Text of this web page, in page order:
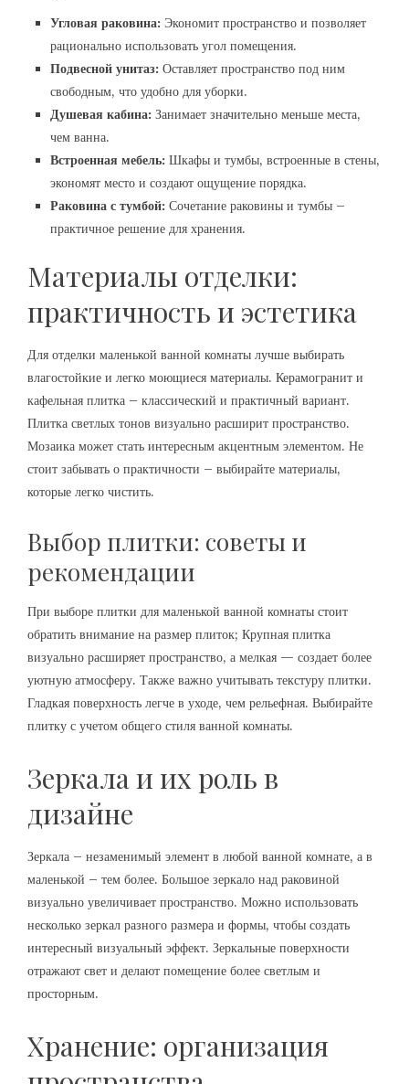
Угловая раковина: Экономит пространство и позволяет
рационально использовать угол помещения.
Подвесной унитаз: Оставляет пространство под ним
свободным, что удобно для уборки.
Душевая кабина: Занимает значительно меньше места,
чем ванна.
Встроенная мебель: Шкафы и тумбы, встроенные в стены,
экономят место и создают ощущение порядка.
Раковина с тумбой: Сочетание раковины и тумбы –
практичное решение для хранения.
Материалы отделки:
практичность и эстетика
Для отделки маленькой ванной комнаты лучше выбирать
влагостойкие и легко моющиеся материалы. Керамогранит и
кафельная плитка – классический и практичный вариант.
Плитка светлых тонов визуально расширит пространство.
Мозаика может стать интересным акцентным элементом. Не
стоит забывать о практичности – выбирайте материалы,
которые легко чистить.
Выбор плитки: советы и
рекомендации
При выборе плитки для маленькой ванной комнаты стоит
обратить внимание на размер плиток; Крупная плитка
визуально расширяет пространство, а мелкая — создает более
уютную атмосферу. Также важно учитывать текстуру плитки.
Гладкая поверхность легче в уходе, чем рельефная. Выбирайте
плитку с учетом общего стиля ванной комнаты.
Зеркала и их роль в
дизайне
Зеркала – незаменимый элемент в любой ванной комнате, а в
маленькой – тем более. Большое зеркало над раковиной
визуально увеличивает пространство. Можно использовать
несколько зеркал разного размера и формы, чтобы создать
интересный визуальный эффект. Зеркальные поверхности
отражают свет и делают помещение более светлым и
просторным.
Хранение: организация